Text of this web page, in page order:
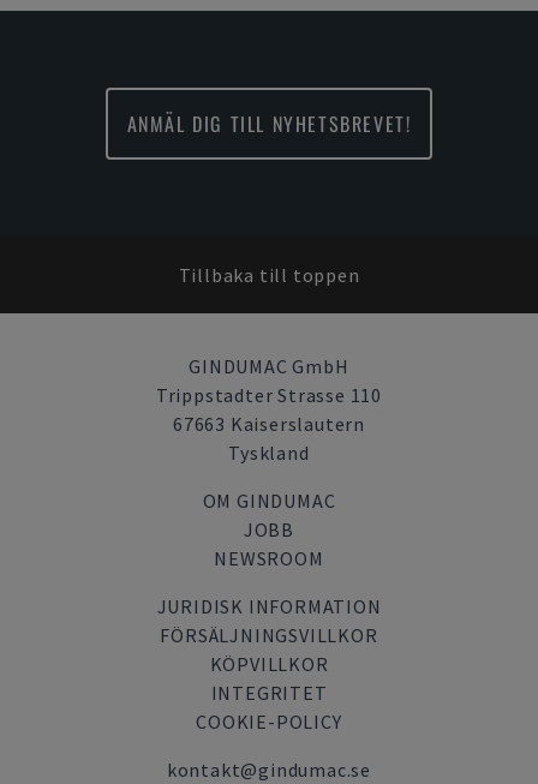
ANMÄL DIG TILL NYHETSBREVET!
Tillbaka till toppen
GINDUMAC GmbH
Trippstadter Strasse 110
67663 Kaiserslautern
Tyskland
OM GINDUMAC
JOBB
NEWSROOM
JURIDISK INFORMATION
FÖRSÄLJNINGSVILLKOR
KÖPVILLKOR
INTEGRITET
COOKIE-POLICY
kontakt@gindumac.se